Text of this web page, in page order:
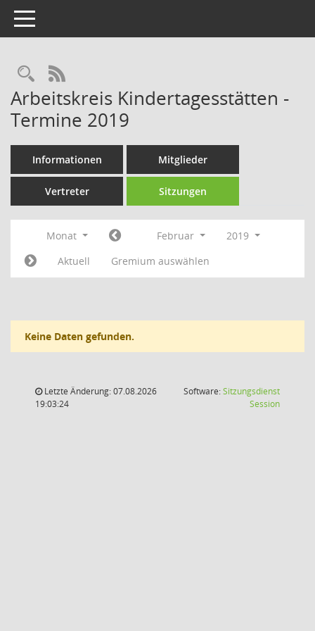
Toggle navigation
Rechercheauswahl
RSS-Feed
Arbeitskreis Kindertagesstätten -
Termine 2019
Informationen Mitglieder
Vertreter Sitzungen
Monat Februar
2019
Aktuell
Gremium auswählen
Keine Daten gefunden.
Letzte Änderung: 07.08.2026
19:03:24
Software:Sitzungsdienst
Session(Wird in